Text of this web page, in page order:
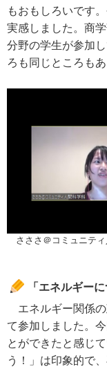
もおもしろいです
実感しました。商
分野の学生が参加
ろも同じところも
さささ＠コミュニテ
「エネルギー
エネルギー関係の
て参加しました。
とができたと感じ
う！」は印象的で